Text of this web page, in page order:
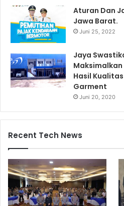
Aturan Dan
Jawa Barat.
Juni 25, 2022
Jaya
Hasil
Garment
Juni 20, 2020
Recent Tech News